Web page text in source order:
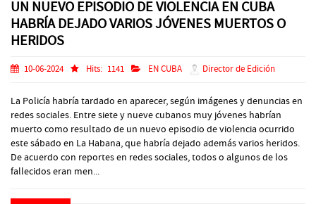
UN NUEVO EPISODIO DE VIOLENCIA EN CUBA
HABRÍA DEJADO VARIOS JÓVENES MUERTOS O
HERIDOS
10-06-2024 Hits: 1141 EN CUBA Director de Edición
La Policía habría tardado en aparecer, según imágenes y denuncias en
redes sociales. Entre siete y nueve cubanos muy jóvenes habrían
muerto como resultado de un nuevo episodio de violencia ocurrido
este sábado en La Habana, que habría dejado además varios heridos.
De acuerdo con reportes en redes sociales, todos o algunos de los
fallecidos eran men...